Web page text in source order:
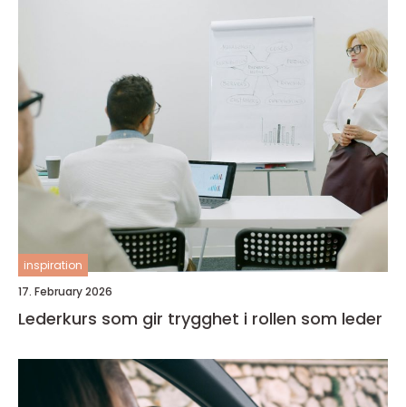
inspiration
17. February 2026
Lederkurs som gir trygghet i rollen som leder